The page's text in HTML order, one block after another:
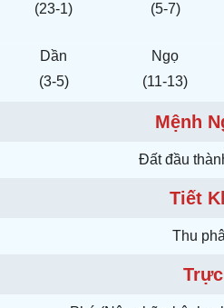
(23-1)
(5-7)
Dần
(3-5)
Ngọ
(11-13)
Mệnh
Ðất đầu
Tiết
Thu
Trực